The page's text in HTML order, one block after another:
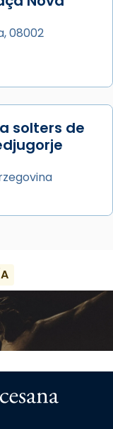
08002
solters de